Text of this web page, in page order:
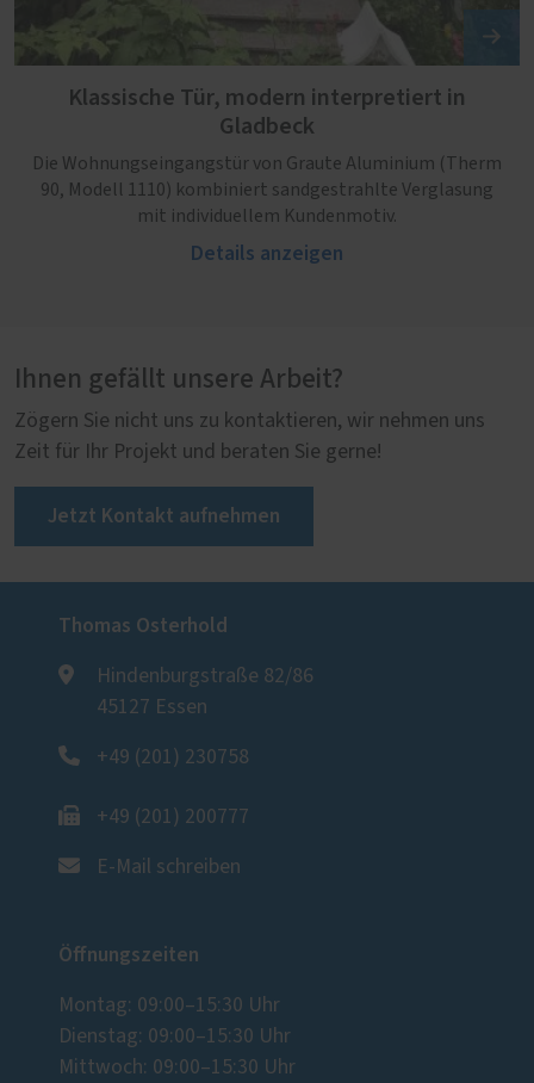
Klassische Tür, modern interpretiert in
Gladbeck
Die Wohnungseingangstür von Graute Aluminium (Therm
90, Modell 1110) kombiniert sandgestrahlte Verglasung
mit individuellem Kundenmotiv.
Details anzeigen
Ihnen gefällt unsere Arbeit?
Zögern Sie nicht uns zu kontaktieren, wir nehmen uns
Zeit für Ihr Projekt und beraten Sie gerne!
Jetzt Kontakt aufnehmen
Thomas Osterhold
Hindenburgstraße 82/86
45127 Essen
+49 (201) 230758
+49 (201) 200777
E-Mail schreiben
Öffnungszeiten
Montag: 09:00–15:30 Uhr
Dienstag: 09:00–15:30 Uhr
Mittwoch: 09:00–15:30 Uhr